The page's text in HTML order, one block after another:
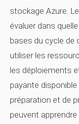
stockage Azure.
évaluer dans
bases du cycle de
utiliser les
les déploiements
payante
préparation et de
peuvent